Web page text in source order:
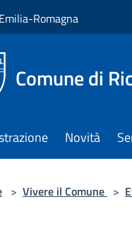
Romagna
Comune di
Novità
> Vivere il Comune >